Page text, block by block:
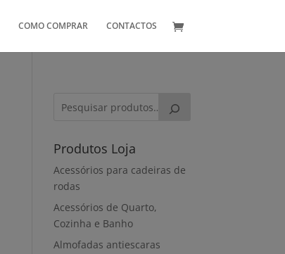
COMO COMPRAR CONTACTOS
Produtos Loja
Acessórios para cadeiras de
rodas
Acessórios de Quarto,
Cozinha e Banho
Almofadas antiescaras